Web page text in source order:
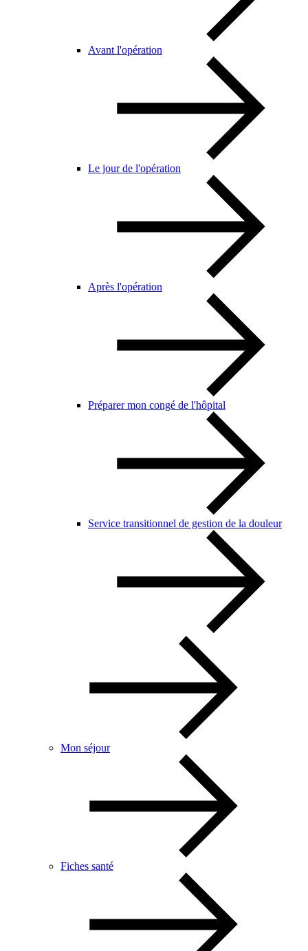
Avant l'opération
Le jour de l'opération
Après l'opération
Préparer mon congé de l'hôpital
Service transitionnel de gestion de la douleur
Mon séjour
Fiches santé